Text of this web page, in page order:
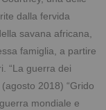
dalla fervida
savana africana,
famiglia, a partire
“La guerra dei
2018) “Grido
mondiale e